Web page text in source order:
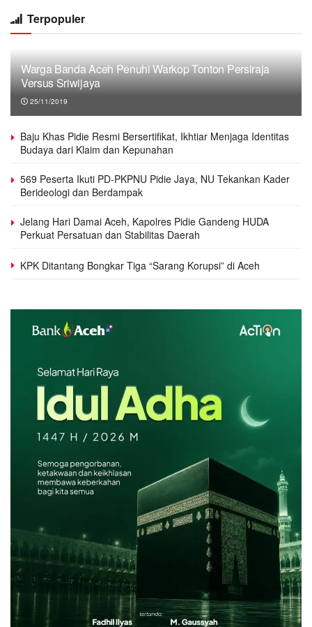
Terpopuler
Warga Banda Aceh Penuhi Warkop Tonton Persiraja
Versus Sriwijaya
25/11/2019
Baju Khas Pidie Resmi Bersertifikat, Ikhtiar Menjaga Identitas
Budaya dari Klaim dan Kepunahan
569 Peserta Ikuti PD-PKPNU Pidie Jaya, NU Tekankan Kader
Berideologi dan Berdampak
Jelang Hari Damai Aceh, Kapolres Pidie Gandeng HUDA
Perkuat Persatuan dan Stabilitas Daerah
KPK Ditantang Bongkar Tiga “Sarang Korupsi” di Aceh